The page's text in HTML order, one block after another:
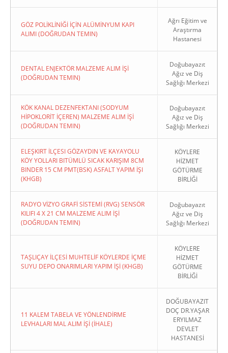
GÖZ POLİKLİNİĞİ İÇİN ALÜMİNYUM KAPI
ALIMI (DOĞRUDAN TEMIN)
Ağrı Eğitim ve
Araştırma
Hastanesi
DENTAL ENJEKTÖR MALZEME ALIM İŞİ
(DOĞRUDAN TEMIN)
Doğubayazıt
Ağız ve Diş
Sağlığı Merkezi
KÖK KANAL DEZENFEKTANI (SODYUM
HİPOKLORİT İÇEREN) MALZEME ALIM İŞİ
(DOĞRUDAN TEMIN)
Doğubayazıt
Ağız ve Diş
Sağlığı Merkezi
ELEŞKIRT İLÇESI GÖZAYDIN VE KAYAYOLU
KÖY YOLLARI BITÜMLÜ SICAK KARIŞIM 8CM
BINDER 15 CM PMT(BSK) ASFALT YAPIM İŞI
(KHGB)
KÖYLERE
HİZMET
GÖTÜRME
BİRLİĞİ
RADYO VİZYO GRAFİ SİSTEMİ (RVG) SENSÖR
KILIFI 4 X 21 CM MALZEME ALIM İŞİ
(DOĞRUDAN TEMIN)
Doğubayazıt
Ağız ve Diş
Sağlığı Merkezi
TAŞLIÇAY İLÇESİ MUHTELİF KÖYLERDE İÇME
SUYU DEPO ONARIMLARI YAPIM İŞİ (KHGB)
KÖYLERE
HİZMET
GÖTÜRME
BİRLİĞİ
11 KALEM TABELA VE YÖNLENDİRME
LEVHALARI MAL ALIM İŞİ (İHALE)
DOĞUBAYAZIT
DOÇ DR.YAŞAR
ERYILMAZ
DEVLET
HASTANESİ